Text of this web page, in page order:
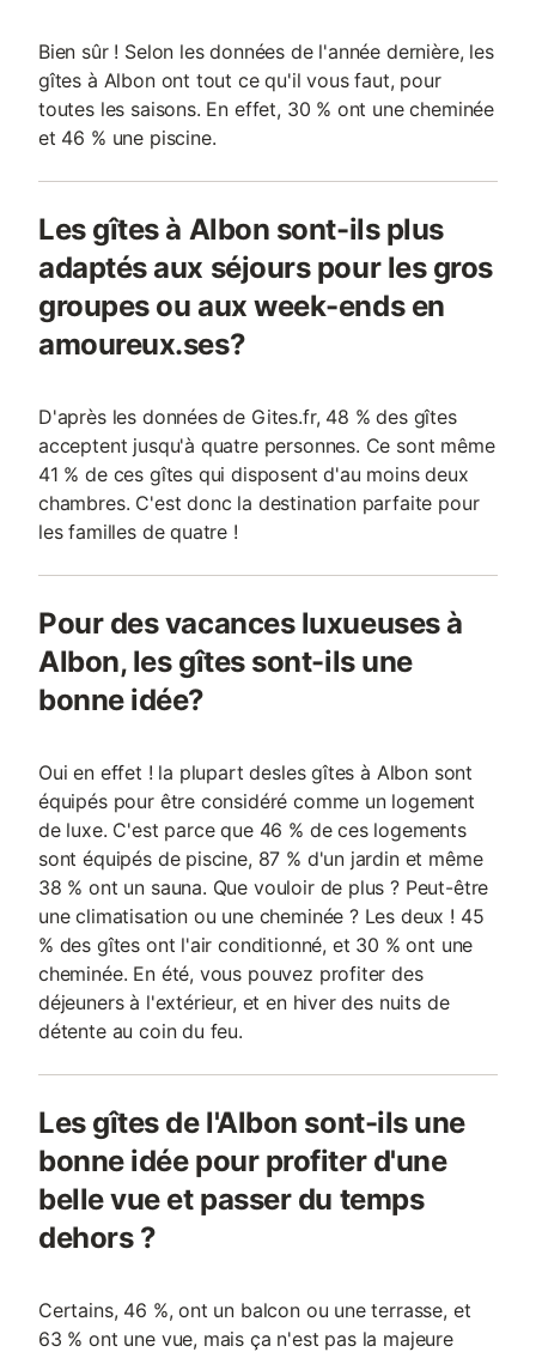
Bien sûr ! Selon les données de l'année dernière, les
gîtes à Albon ont tout ce qu'il vous faut, pour
toutes les saisons. En effet, 30 % ont une cheminée
et 46 % une piscine.
Les gîtes à Albon sont-ils plus
adaptés aux séjours pour les gros
groupes ou aux week-ends en
amoureux.ses?
D'après les données de Gites.fr, 48 % des gîtes
acceptent jusqu'à quatre personnes. Ce sont même
41 % de ces gîtes qui disposent d'au moins deux
chambres. C'est donc la destination parfaite pour
les familles de quatre !
Pour des vacances luxueuses à
Albon, les gîtes sont-ils une
bonne idée?
Oui en effet ! la plupart desles gîtes à Albon sont
équipés pour être considéré comme un logement
de luxe. C'est parce que 46 % de ces logements
sont équipés de piscine, 87 % d'un jardin et même
38 % ont un sauna. Que vouloir de plus ? Peut-être
une climatisation ou une cheminée ? Les deux ! 45
% des gîtes ont l'air conditionné, et 30 % ont une
cheminée. En été, vous pouvez profiter des
déjeuners à l'extérieur, et en hiver des nuits de
détente au coin du feu.
Les gîtes de l'Albon sont-ils une
bonne idée pour profiter d'une
belle vue et passer du temps
dehors ?
Certains, 46 %, ont un balcon ou une terrasse, et
63 % ont une vue, mais ça n'est pas la majeure